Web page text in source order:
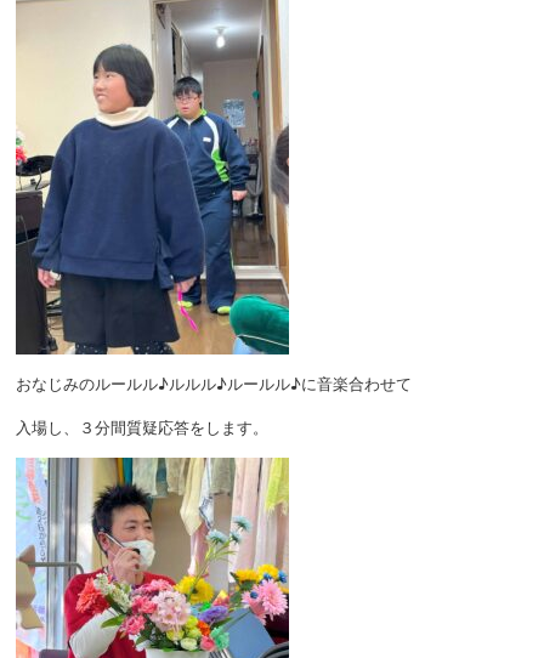
おなじみのルールル♪ルルル♪ルールル♪に音楽合わせて
入場し、３分間質疑応答をします。